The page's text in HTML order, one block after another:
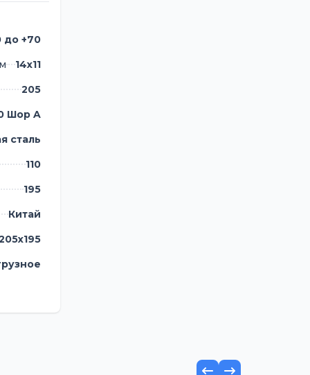
до +70
14х11
205
Шор A
сталь
110
195
Китай